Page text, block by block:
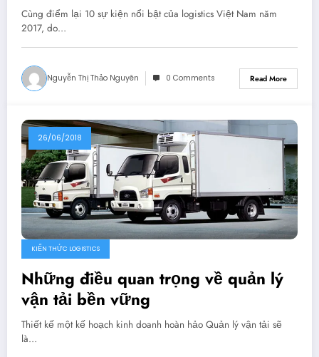
Cùng điểm lại 10 sự kiện nổi bật của logistics Việt Nam năm
2017, do…
Nguyễn Thị Thảo Nguyên 0 Comments Read More
26/06/2018
KIẾN THỨC LOGISTICS
Những điều quan trọng về quản lý
vận tải bền vững
Thiết kế một kế hoạch kinh doanh hoàn hảo Quản lý vận tải sẽ
là…